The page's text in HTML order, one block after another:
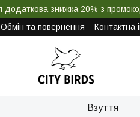
додаткова знижка 20% з
Обмін та повернення Контактна
Взуття